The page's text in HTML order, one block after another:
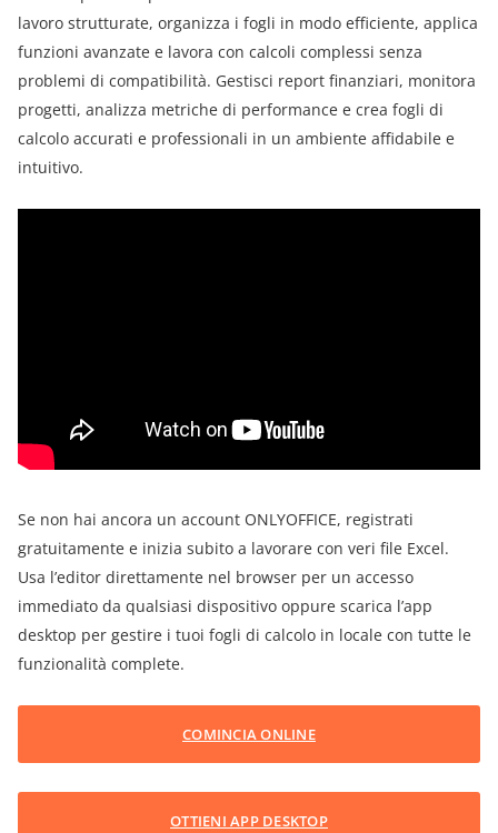
lavoro strutturate, organizza i fogli in modo efficiente, applica
funzioni avanzate e lavora con calcoli complessi senza
problemi di compatibilità. Gestisci report finanziari, monitora
progetti, analizza metriche di performance e crea fogli di
calcolo accurati e professionali in un ambiente affidabile e
intuitivo.
Se non hai ancora un account ONLYOFFICE, registrati
gratuitamente e inizia subito a lavorare con veri file Excel.
Usa l’editor direttamente nel browser per un accesso
immediato da qualsiasi dispositivo oppure scarica l’app
desktop per gestire i tuoi fogli di calcolo in locale con tutte le
funzionalità complete.
COMINCIA ONLINE
OTTIENI APP DESKTOP